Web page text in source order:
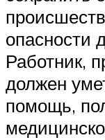
опасности
Работник,
должен
помощь,